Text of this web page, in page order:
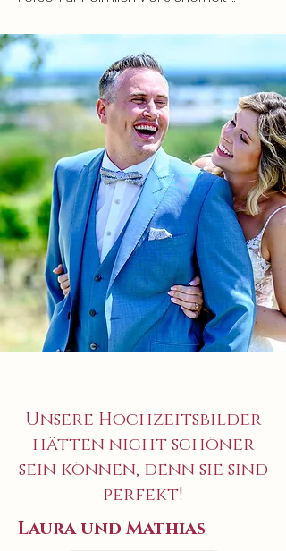
Im Vorfeld dann zu unserer Hochzeit
fand ein mindestens 2-stündiges
Gespräch bei Roger zuhause statt. Er
gab uns hier viele Tipps, die u. A. Den
Ablauf betrafen und sehr wertvoll
waren, wie bspw. das
Brautpaarshooting, inkl. First Look vor
der Trauung zu machen, wenn beide
noch "frisch" sind.
Während der Trauung war Roger
gefühlt Teil unserer Gäste, er
fotografierte, nahm aber auch durch
seine emotionale Anteilnahme an der
Trauung teil. Es fühlte sich sehr vertraut
an (Gäste fragten uns, ob er ein Gast
oder Dienstleister sei), was besonders
schön ist, da es sich natürlich
dennoch um eine Dienstleistung
vermittelte uns zu keinem Zeitpunkt
den Eindruck, ein "Auftrag" zu sein. Er
freute sich echt und authentisch mit
uns! Seine Leidenschaft für Fotografie
ist wirklich ansteckend! So ist es gut
möglich, dass er nach einigen
Schnappschüssen auf seine Kamera
Unsere Hochzeitsbilder
hätten nicht schöner
sein können, denn sie sind
perfekt!
Laura und Mathias